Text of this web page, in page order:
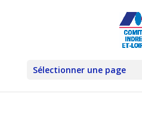
Sélectionner une page